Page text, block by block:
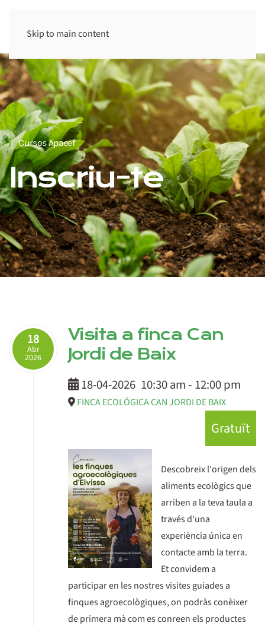
Skip to main content
Cursos Apaeef
Inscriu-te
18
Abr
2026
Visita a finca Can
Jordi de Baix
18-04-2026 10:30 am- 12:00 pm
FINCA ECOLÓGICA CAN JORDI DE BAIX
Gratuït
Descobreix l'origen dels
aliments ecològics que
arriben a la teva taula a
través d'una
experiència única en
contacte amb la terra.
Et convidem a
participar en les nostres visites guiades a
finques agroecològiques, on podràs conèixer
de primera mà com es conreen els productes